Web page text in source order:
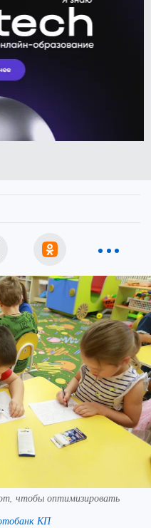
чтобы оптимизировать
КП